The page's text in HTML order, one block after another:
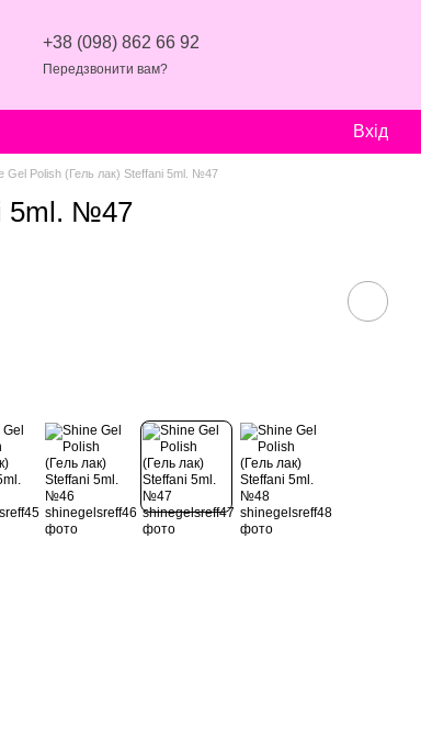
+38 (098) 862 66 92
Передзвонити вам?
Вхід
Gel Polish (Гель лак) Steffani 5ml. №47
5ml. №47